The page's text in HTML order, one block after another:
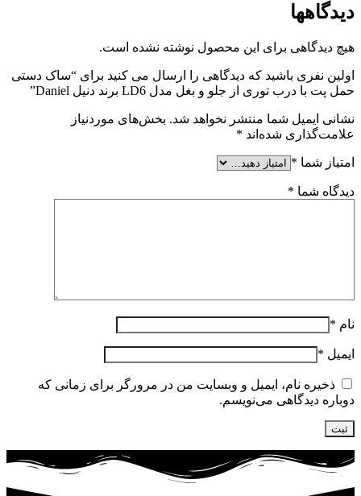
دیدگاهها
هیچ دیدگاهی برای این محصول نوشته نشده است.
اولین نفری باشید که دیدگاهی را ارسال می کنید برای “ساک دستی
حمل پت با درب توری از جلو و بغل مدل LD6 برند دنیل Daniel”
نشانی ایمیل شما منتشر نخواهد شد. بخش‌های موردنیاز
علامت‌گذاری شده‌اند *
امتیاز شما *
دیدگاه شما *
نام *
ایمیل *
ذخیره نام، ایمیل و وبسایت من در مرورگر برای زمانی که
دوباره دیدگاهی می‌نویسم.